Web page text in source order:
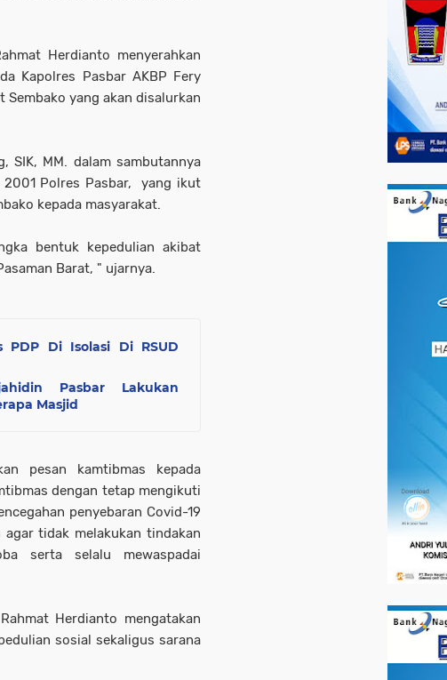
Herdianto menyerahkan
Kapolres Pasbar AKBP Fery
Sembako yang akan disalurkan
SIK, MM. dalam sambutannya
2001 Polres Pasbar, yang ikut
kepada masyarakat.
bentuk kepedulian akibat
Barat, " ujarnya.
PDP Di Isolasi Di RSUD
Pasbar Lakukan
Masjid
pesan kamtibmas kepada
dengan tetap mengikuti
penyebaran Covid-19
tidak melakukan tindakan
serta selalu mewaspadai
Herdianto mengatakan
sosial sekaligus sarana